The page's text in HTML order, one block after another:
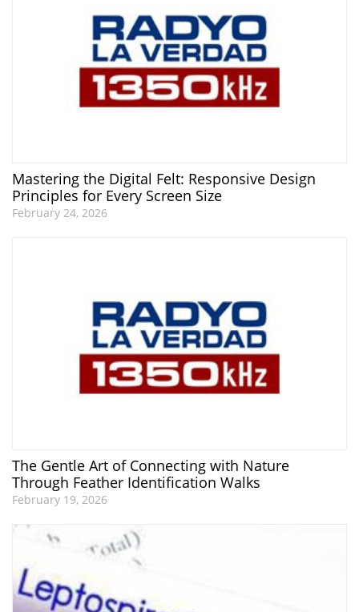
Mastering the Digital Felt: Responsive Design
Principles for Every Screen Size
February 24, 2026
The Gentle Art of Connecting with Nature
Through Feather Identification Walks
February 19, 2026